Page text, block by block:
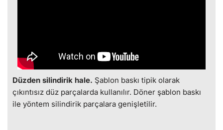
Düzden silindirik hale. Şablon baskı tipik olarak
çıkıntısız düz parçalarda kullanılır. Döner şablon baskı
ile yöntem silindirik parçalara genişletilir.